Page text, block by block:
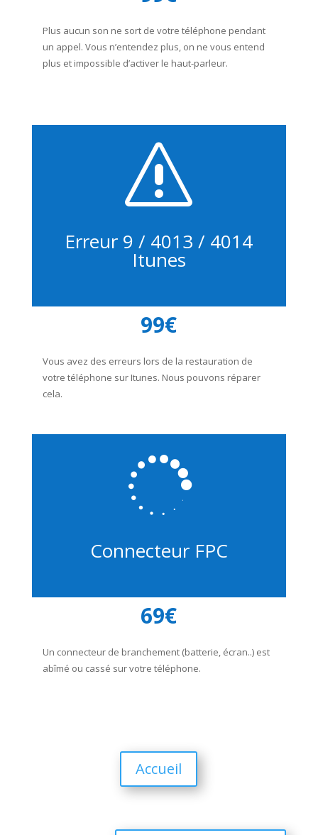
Plus aucun son ne sort de votre téléphone pendant
un appel. Vous n’entendez plus, on ne vous entend
plus et impossible d’activer le haut-parleur.
s
Erreur 9 / 4013 / 4014
Itunes
99€
Vous avez des erreurs lors de la restauration de
votre téléphone sur Itunes. Nous pouvons réparer
cela.

Connecteur FPC
69€
Un connecteur de branchement (batterie, écran..) est
abîmé ou cassé sur votre téléphone.
Accueil